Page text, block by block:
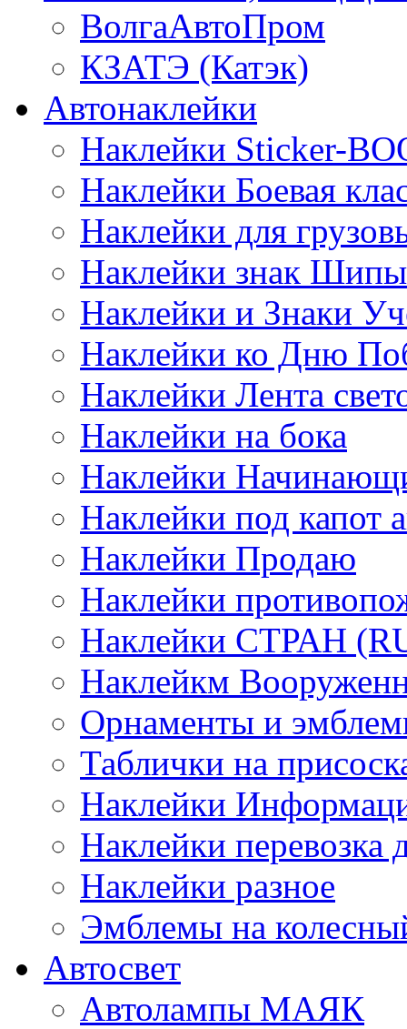
ВолгаАвтоПром
КЗАТЭ (Катэк)
Автонаклейки
Наклейки Sticker-
Наклейки Боевая
Наклейки для
Наклейки знак Шипы
Наклейки и Знаки
Наклейки ко Дню
Наклейки Лента
Наклейки на бока
Наклейки
Наклейки под капот
Наклейки Продаю
Наклейки
Наклейки СТРАН
Наклейкм
Орнаменты и
Таблички на
Наклейки
Наклейки перевозка
Наклейки разное
Эмблемы на
Автосвет
Автолампы МАЯК